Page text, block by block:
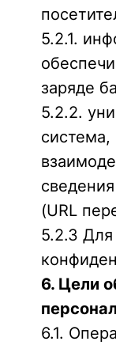
5.2.1.
заряде
5.2.2.
(URL
5.2.3
6. Цели
6.1.